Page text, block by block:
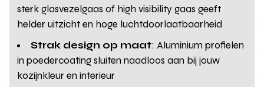
sterk glasvezelgaas of high visibility gaas geeft
helder uitzicht en hoge luchtdoorlaatbaarheid
Strak design op maat: Aluminium profielen
in poedercoating sluiten naadloos aan bij jouw
kozijnkleur en interieur